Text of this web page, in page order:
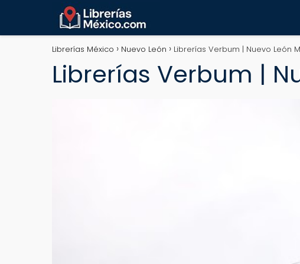
Librerías México Nuevo León Librerías Verbum | Nuevo León
Librerías Verbum |